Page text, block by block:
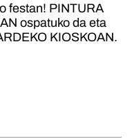
festan! PINTURA
ospatuko da eta
KIOSKOAN.